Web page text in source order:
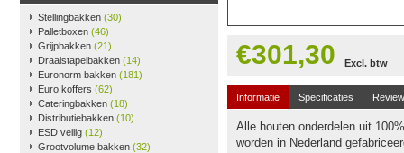
Stellingbakken (30)
Palletboxen (46)
Grijpbakken (21)
Draaistapelbakken (14)
Euronorm bakken (181)
Euro koffers (62)
Cateringbakken (18)
Distributiebakken (10)
ESD veilig (12)
Grootvolume bakken (32)
€301,30 Excl. btw
Informatie Specificaties
Alle houten onderdelen uit
worden in Nederland